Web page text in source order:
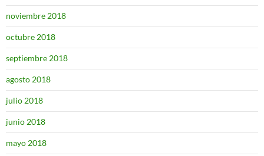
noviembre 2018
octubre 2018
septiembre 2018
agosto 2018
julio 2018
junio 2018
mayo 2018